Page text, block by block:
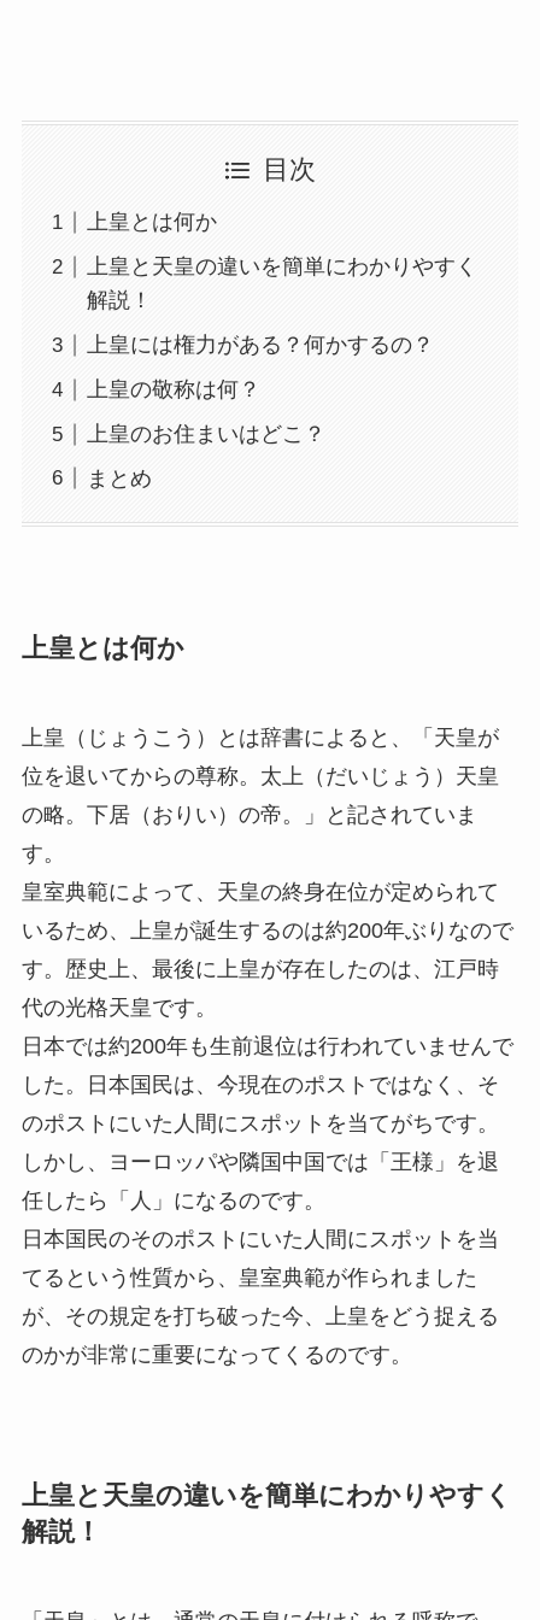
目次
上皇とは何か
上皇と天皇の違いを簡単にわかりやすく
解説！
上皇には権力がある？何かするの？
上皇の敬称は何？
上皇のお住まいはどこ？
まとめ
上皇とは何か
上皇（じょうこう）とは辞書によると、「天皇が
位を退いてからの尊称。太上（だいじょう）天皇
の略。下居（おりい）の帝。」と記されていま
す。
皇室典範によって、天皇の終身在位が定められて
いるため、上皇が誕生するのは約200年ぶりなので
す。歴史上、最後に上皇が存在したのは、江戸時
代の光格天皇です。
日本では約200年も生前退位は行われていませんで
した。日本国民は、今現在のポストではなく、そ
のポストにいた人間にスポットを当てがちです。
しかし、ヨーロッパや隣国中国では「王様」を退
任したら「人」になるのです。
日本国民のそのポストにいた人間にスポットを当
てるという性質から、皇室典範が作られました
が、その規定を打ち破った今、上皇をどう捉える
のかが非常に重要になってくるのです。
上皇と天皇の違いを簡単にわかりやすく
解説！